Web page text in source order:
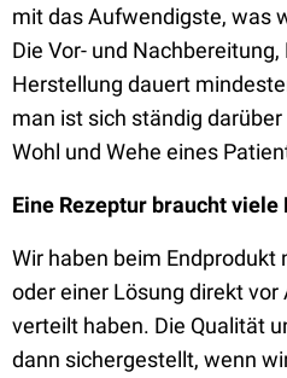
mit das Aufwendigste, was
Die Vor- und
Herstellung dauert
man ist sich ständig
Wohl und Wehe eines
Eine Rezeptur braucht viele
Wir haben beim Endprodukt
oder einer Lösung direkt
verteilt haben. Die Qualität
dann sichergestellt, wenn